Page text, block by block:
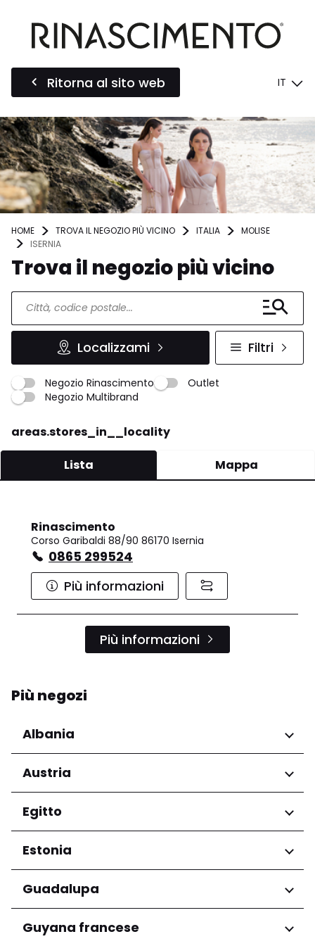
Ritorna al sito web IT
HOME TROVA IL NEGOZIO PIÙ VICINO ITALIA
MOLISE
ISERNIA
Trova il negozio più vicino
Localizzami Filtri
Negozio Rinascimento
Outlet
Negozio Multibrand
areas.stores_in__locality
Lista Mappa
Rinascimento
Corso Garibaldi 88/90 86170 Isernia
0865 299524
Più informazioni
Più informazioni
Più negozi
Albania
Regioni
Qarku i Tiranës
Austria
Regioni
Niederösterreich
Salzburg
Wien
Egitto
Regioni
Governatorato del Cairo
Estonia
Regioni
Harju maakond
Tartu maakond
Guadalupa
Regioni
Guyana francese